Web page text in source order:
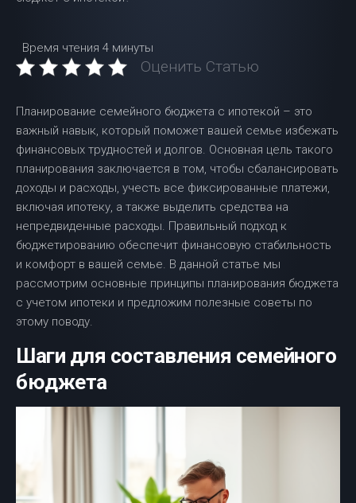
Время чтения 4 минуты
Оценить Статью
Планирование семейного бюджета с ипотекой – это
важный навык, который поможет вашей семье избежать
финансовых трудностей и долгов. Основная цель такого
планирования заключается в том, чтобы сбалансировать
доходы и расходы, учесть все фиксированные платежи,
включая ипотеку, а также выделить средства на
непредвиденные расходы. Правильный подход к
бюджетированию обеспечит финансовую стабильность
и комфорт в вашей семье. В данной статье мы
рассмотрим основные принципы планирования бюджета
с учетом ипотеки и предложим полезные советы по
этому поводу.
Шаги для составления семейного
бюджета